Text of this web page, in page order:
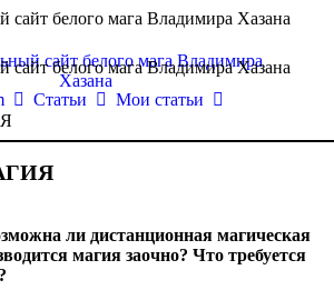
Статьи
Мои статьи
ли дистанционная магическая
магия заочно? Что требуется